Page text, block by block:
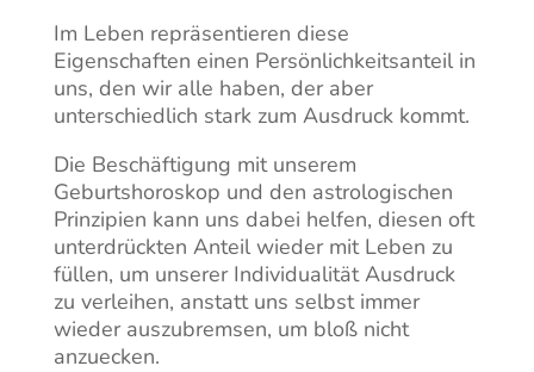
Im Leben repräsentieren diese
Eigenschaften einen Persönlichkeitsanteil in
uns, den wir alle haben, der aber
unterschiedlich stark zum Ausdruck kommt.
Die Beschäftigung mit unserem
Geburtshoroskop und den astrologischen
Prinzipien kann uns dabei helfen, diesen oft
unterdrückten Anteil wieder mit Leben zu
füllen, um unserer Individualität Ausdruck
zu verleihen, anstatt uns selbst immer
wieder auszubremsen, um bloß nicht
anzuecken.